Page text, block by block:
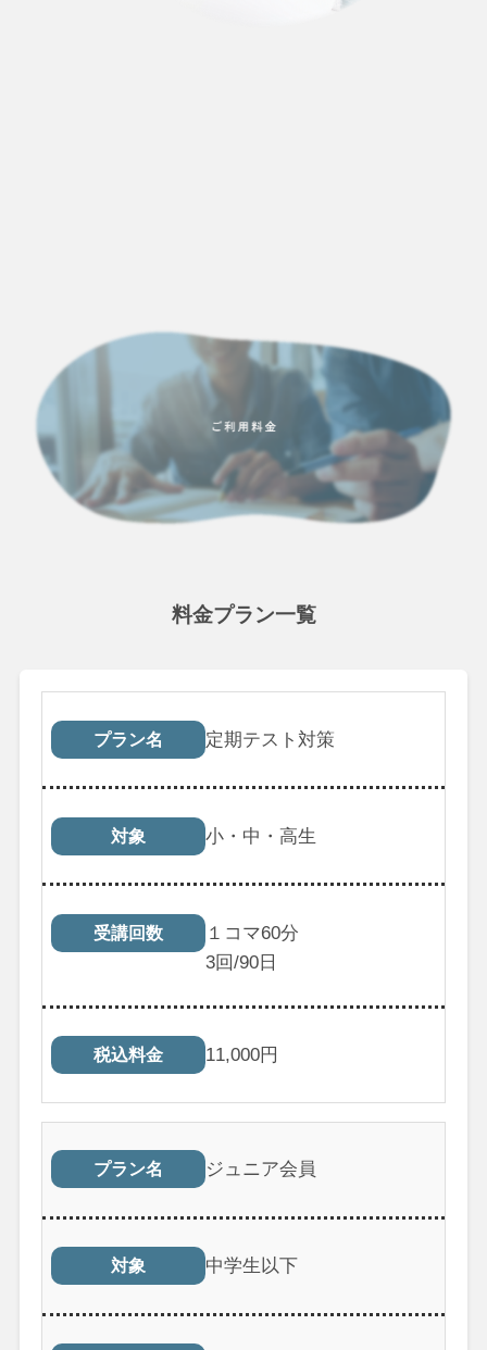
料金プラン一覧
プラン名 対象 受講回数
プラン名 定期テスト対策
対象 小・中・高生
受講回数
１コマ60分
3回/90日
税込料金 11,000円
プラン名 ジュニア会員
対象 中学生以下